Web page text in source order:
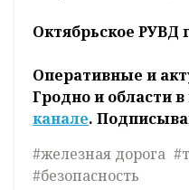
Октябрьское РУВД
Оперативные и
Гродно и области
канале.
#железная дорога
#безопасность